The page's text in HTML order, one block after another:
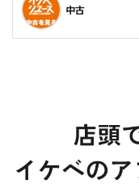
中古